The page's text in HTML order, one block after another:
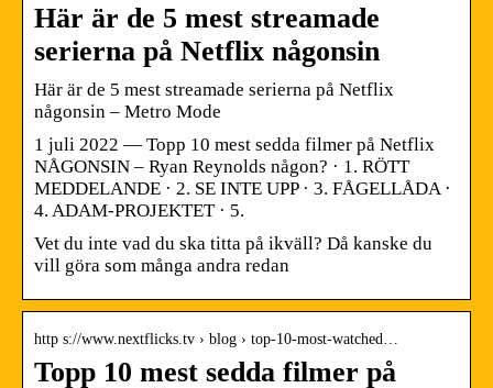
Här är de 5 mest streamade
serierna på Netflix någonsin
Här är de 5 mest streamade serierna på Netflix
någonsin – Metro Mode
1 juli 2022 — Topp 10 mest sedda filmer på Netflix
NÅGONSIN – Ryan Reynolds någon? · 1. RÖTT
MEDDELANDE · 2. SE INTE UPP · 3. FÅGELLÅDA ·
4. ADAM-PROJEKTET · 5.
Vet du inte vad du ska titta på ikväll? Då kanske du
vill göra som många andra redan
http s://www.nextflicks.tv › blog › top-10-most-watched…
Topp 10 mest sedda filmer på